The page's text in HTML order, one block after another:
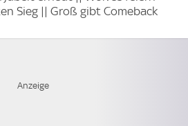
Sieg || Groß gibt Comeback